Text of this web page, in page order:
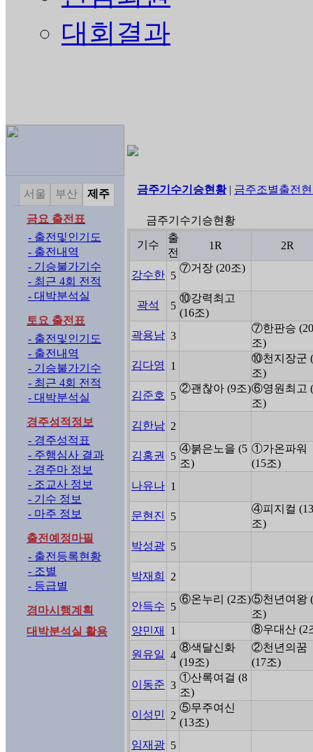
대회결과
서울 부산 제주
금요 출전표
- 출전및인기도
- 출전내역
- 기승불가기수
- 최근 4회 전적
- 대박분석실
토요 출전표
- 출전및인기도
- 출전내역
- 기승불가기수
- 최근 4회 전적
- 대박분석실
경주성적정보
- 경주성적표
- 주행심사 결과
- 경주마 정보
- 조교사 정보
- 기수 정보
- 마주 정보
출전예정마필
- 출전등록현황
- 조별
- 등급별
경마시행계획
대박분석실 활용
금주기수기승현황| 금주조별출전
금주기수기승현황
기수
출
전
1R 2R
강수한 5
⑦거장 (20조)
곽석 5
⑩강력최고
(16조)
곽용남 3
⑦한판승 (20
조)
김다영
1
⑩천지장군
조)
김준호
5
②괜찮아 (9조)⑥영원최고
조)
김한남 2
김홍권 5
④붉은노을 (5
조)
①가온파워
(15조)
나유나 1
문현진 5
④피지컬 (13
조)
박성광 5
박재희 2
안득수 5
⑥온누리 (2조)⑤천년여왕
조)
양민재
1 ⑧우대산 (2
원유일 4
⑧색달신화
(19조)
②천년의꿈
(17조)
이동준 3
①산록여걸 (8
조)
이성민
2
⑤무주여신
(13조)
임재광 5